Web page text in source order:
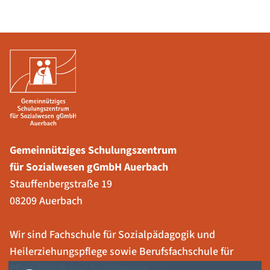
Gemeinnütziges Schulungszentrum
für Sozialwesen gGmbH Auerbach
Stauffenbergstraße 19
08209 Auerbach
Wir sind Fachschule für Sozialpädagogik und
Heilerziehungspflege sowie Berufsfachschule für